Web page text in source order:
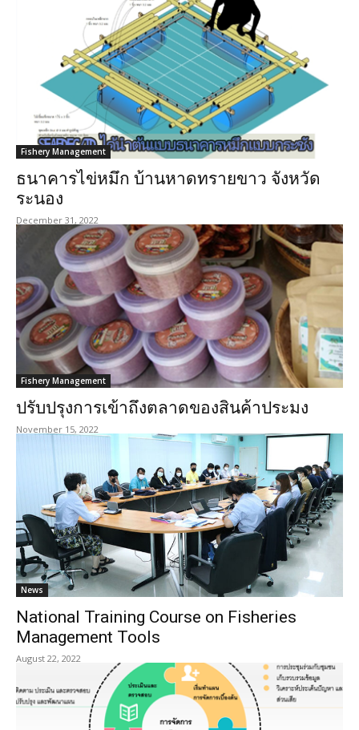
Fishery Management
ธนาคารไข่หมึก บ้านหาดทรายขาว จังหวัด
ระนอง
December 31, 2022
Fishery Management
ปรับปรุงการเข้าถึงตลาดของสินค้าประมง
November 15, 2022
News
National Training Course on Fisheries
Management Tools
August 22, 2022